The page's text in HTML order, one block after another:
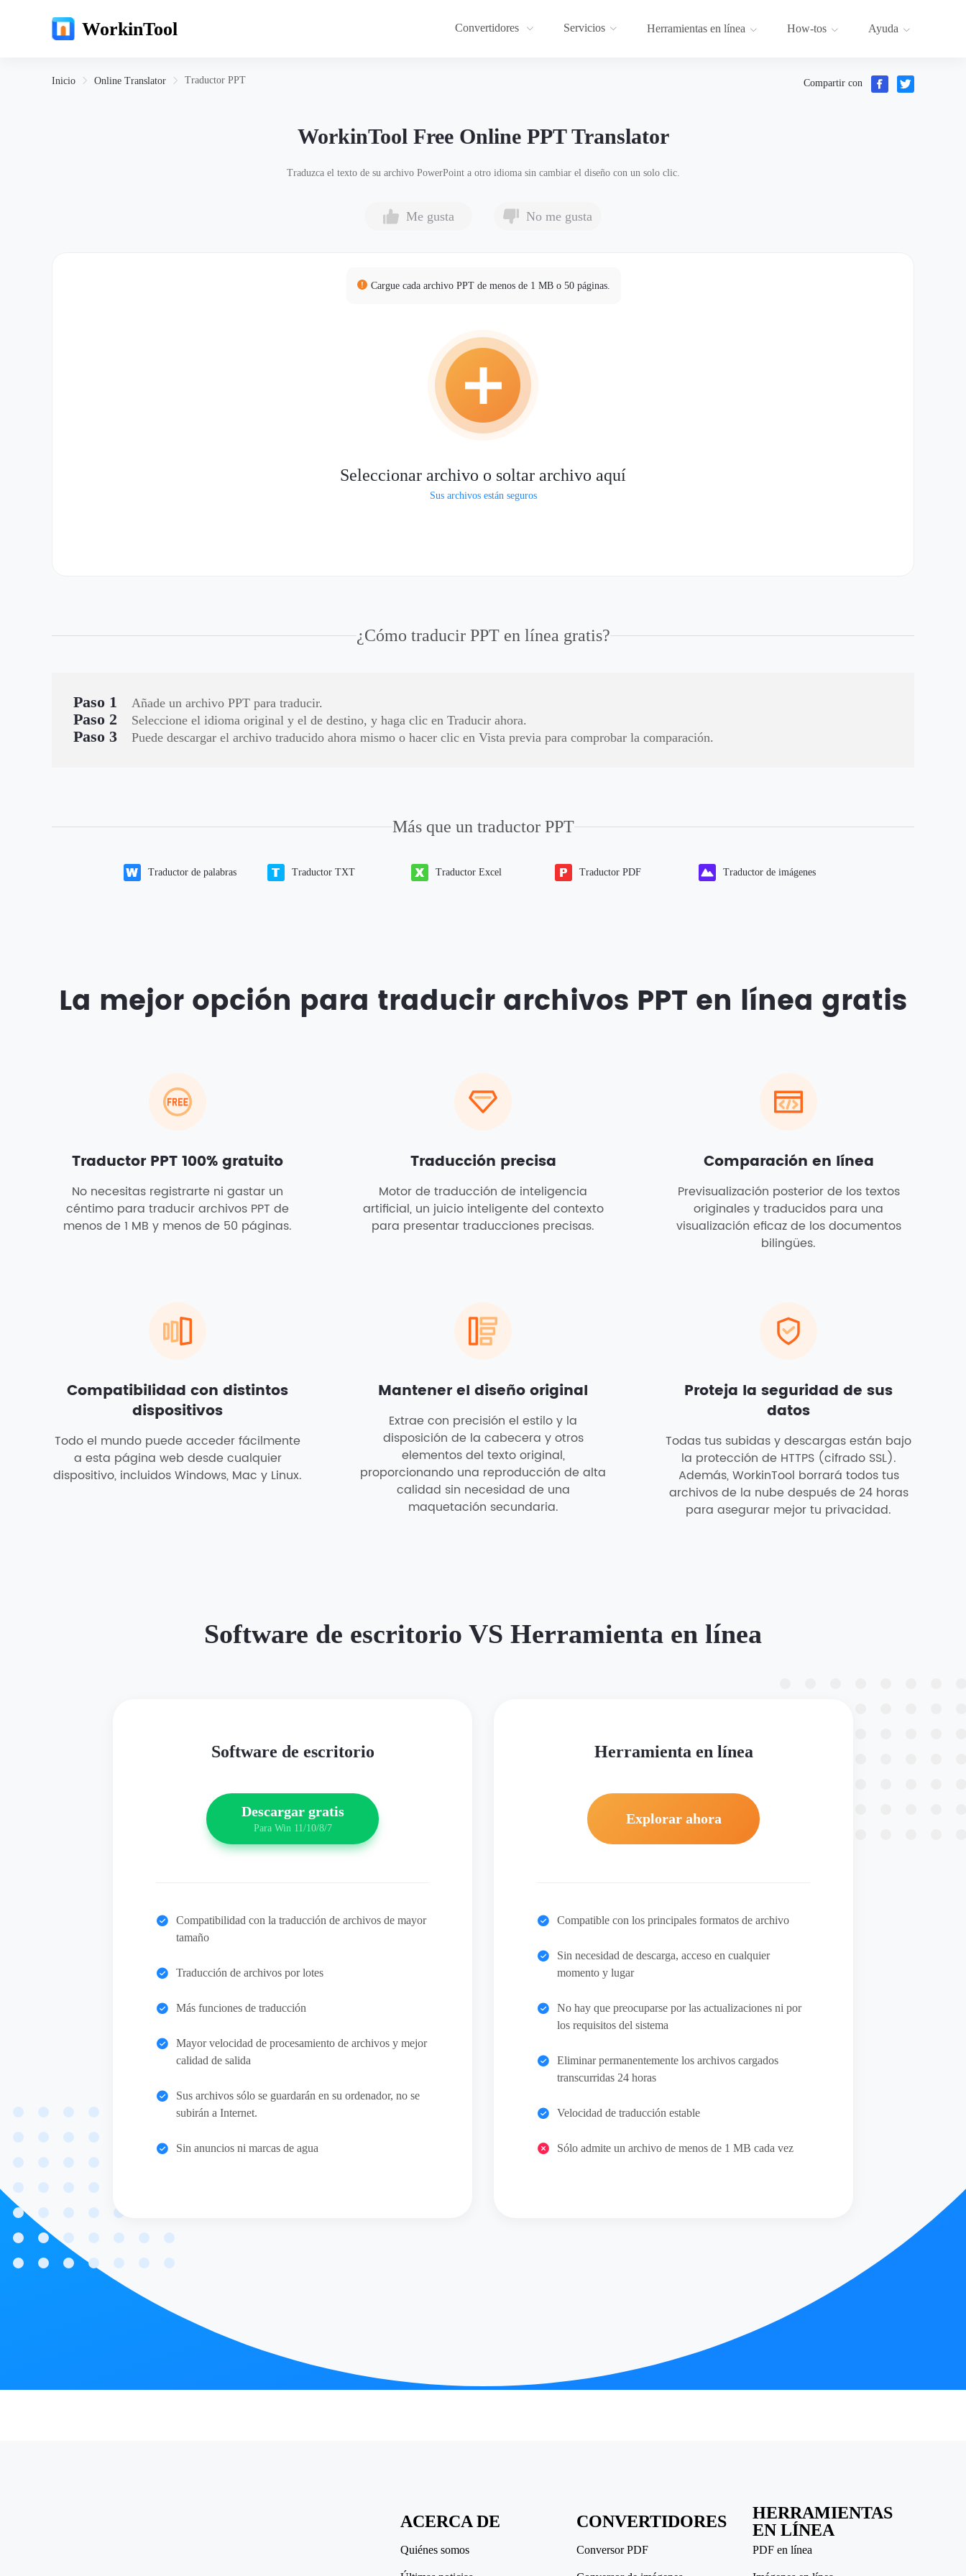
WorkinTool Convertidores Servicios Herramientas en línea How-tos Ayuda
Inicio Online Translator Traductor PPT Compartir con
WorkinTool Free Online PPT Translator
Traduzca el texto de su archivo PowerPoint a otro idioma sin cambiar el diseño con un solo clic.
Me gusta No me gusta
Cargue cada archivo PPT de menos de 1 MB o 50 páginas.
Seleccionar archivo o soltar archivo aquí
Sus archivos están seguros
¿Cómo traducir PPT en línea gratis?
Paso 1 Añade un archivo PPT para traducir.
Paso 2 Seleccione el idioma original y el de destino, y haga clic en Traducir ahora.
Paso 3 Puede descargar el archivo traducido ahora mismo o hacer clic en Vista previa para comprobar la comparación.
Más que un traductor PPT
Traductor de palabras Traductor TXT Traductor Excel Traductor PDF Traductor de imágenes
La mejor opción para traducir archivos PPT en línea gratis
Traductor PPT 100% gratuito
No necesitas registrarte ni gastar un
céntimo para traducir archivos PPT de
menos de 1 MB y menos de 50 páginas.
Traducción precisa
Motor de traducción de inteligencia
artificial, un juicio inteligente del contexto
para presentar traducciones precisas.
Comparación en línea
Previsualización posterior de los textos
originales y traducidos para una
visualización eficaz de los documentos
bilingües.
Compatibilidad con distintos
dispositivos
Todo el mundo puede acceder fácilmente
a esta página web desde cualquier
dispositivo, incluidos Windows, Mac y Linux.
Mantener el diseño original
Extrae con precisión el estilo y la
disposición de la cabecera y otros
elementos del texto original,
proporcionando una reproducción de alta
calidad sin necesidad de una
maquetación secundaria.
Proteja la seguridad de sus
datos
Todas tus subidas y descargas están bajo
la protección de HTTPS (cifrado SSL).
Además, WorkinTool borrará todos tus
archivos de la nube después de 24 horas
para asegurar mejor tu privacidad.
Software de escritorio VS Herramienta en línea
Software de escritorio
Descargar gratis
Para Win 11/10/8/7
Compatibilidad con la traducción de archivos de mayor
tamaño
Traducción de archivos por lotes
Más funciones de traducción
Mayor velocidad de procesamiento de archivos y mejor
calidad de salida
Sus archivos sólo se guardarán en su ordenador, no se
subirán a Internet.
Sin anuncios ni marcas de agua
Herramienta en línea
Explorar ahora
Compatible con los principales formatos de archivo
Sin necesidad de descarga, acceso en cualquier
momento y lugar
No hay que preocuparse por las actualizaciones ni por
los requisitos del sistema
Eliminar permanentemente los archivos cargados
transcurridas 24 horas
Velocidad de traducción estable
Sólo admite un archivo de menos de 1 MB cada vez
ACERCA DE
Quiénes somos
CONVERTIDORES
Conversor PDF
HERRAMIENTAS
EN LÍNEA
PDF en línea